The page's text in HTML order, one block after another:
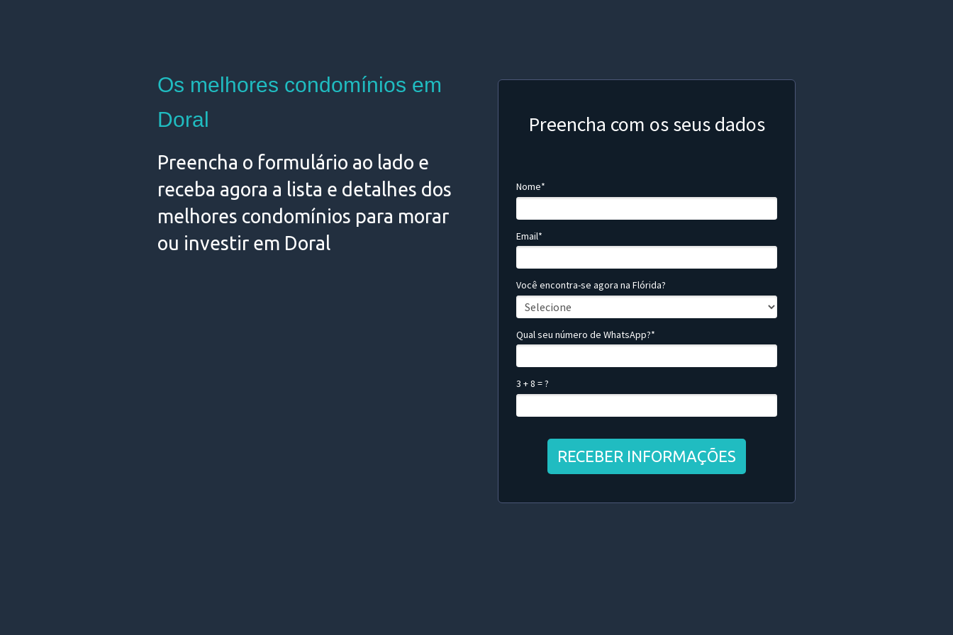
Os melhores condomínios em
Doral
Preencha o formulário ao lado e
receba agora a lista e detalhes dos
melhores condomínios para morar
ou investir em Doral
Preencha com os seus dados
Nome*
Email*
Você encontra-se agora na Flórida?
Qual seu número de WhatsApp?*
3 + 8 = ?
RECEBER INFORMAÇÕES